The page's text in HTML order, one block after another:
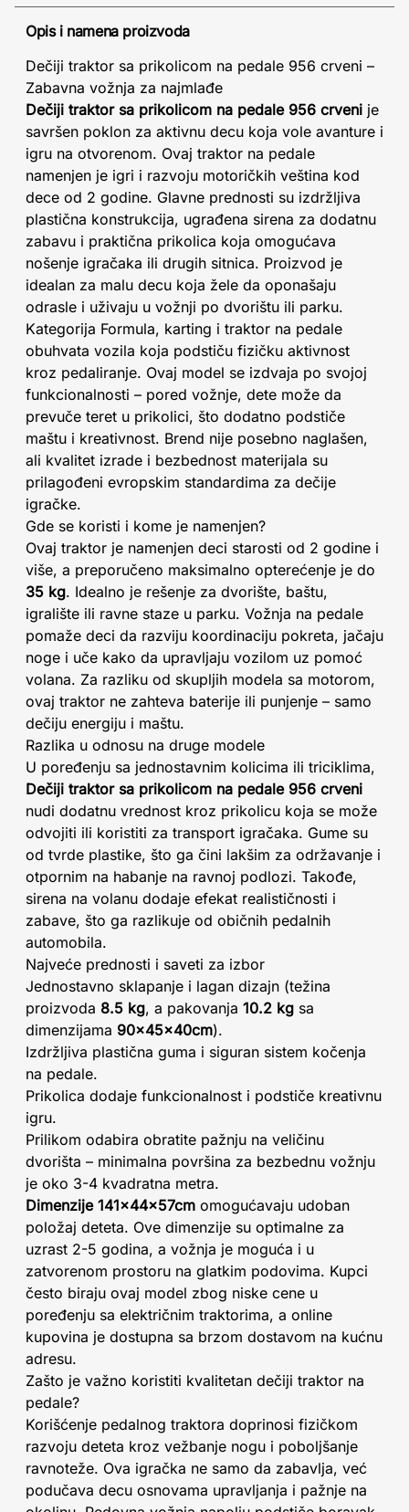
Opis i namena proizvoda
Dečiji traktor sa prikolicom na pedale 956 crveni –
Zabavna vožnja za najmlađe
Dečiji traktor sa prikolicom na pedale 956 crveni je
savršen poklon za aktivnu decu koja vole avanture i
igru na otvorenom. Ovaj traktor na pedale
namenjen je igri i razvoju motoričkih veština kod
dece od 2 godine. Glavne prednosti su izdržljiva
plastična konstrukcija, ugrađena sirena za dodatnu
zabavu i praktična prikolica koja omogućava
nošenje igračaka ili drugih sitnica. Proizvod je
idealan za malu decu koja žele da oponašaju
odrasle i uživaju u vožnji po dvorištu ili parku.
Kategorija Formula, karting i traktor na pedale
obuhvata vozila koja podstiču fizičku aktivnost
kroz pedaliranje. Ovaj model se izdvaja po svojoj
funkcionalnosti – pored vožnje, dete može da
prevuče teret u prikolici, što dodatno podstiče
maštu i kreativnost. Brend nije posebno naglašen,
ali kvalitet izrade i bezbednost materijala su
prilagođeni evropskim standardima za dečije
igračke.
Gde se koristi i kome je namenjen?
Ovaj traktor je namenjen deci starosti od 2 godine i
više, a preporučeno maksimalno opterećenje je do
35 kg. Idealno je rešenje za dvorište, baštu,
igralište ili ravne staze u parku. Vožnja na pedale
pomaže deci da razviju koordinaciju pokreta, jačaju
noge i uče kako da upravljaju vozilom uz pomoć
volana. Za razliku od skupljih modela sa motorom,
ovaj traktor ne zahteva baterije ili punjenje – samo
dečiju energiju i maštu.
Razlika u odnosu na druge modele
U poređenju sa jednostavnim kolicima ili triciklima,
Dečiji traktor sa prikolicom na pedale 956 crveni
nudi dodatnu vrednost kroz prikolicu koja se može
odvojiti ili koristiti za transport igračaka. Gume su
od tvrde plastike, što ga čini lakšim za održavanje i
otpornim na habanje na ravnoj podlozi. Takođe,
sirena na volanu dodaje efekat realističnosti i
zabave, što ga razlikuje od običnih pedalnih
automobila.
Najveće prednosti i saveti za izbor
Jednostavno sklapanje i lagan dizajn (težina
proizvoda 8.5 kg, a pakovanja 10.2 kg sa
dimenzijama 90x45x40cm).
Izdržljiva plastična guma i siguran sistem kočenja
na pedale.
Prikolica dodaje funkcionalnost i podstiče kreativnu
igru.
Prilikom odabira obratite pažnju na veličinu
dvorišta – minimalna površina za bezbednu vožnju
je oko 3-4 kvadratna metra.
Dimenzije 141x44x57cm omogućavaju udoban
položaj deteta. Ove dimenzije su optimalne za
uzrast 2-5 godina, a vožnja je moguća i u
zatvorenom prostoru na glatkim podovima. Kupci
često biraju ovaj model zbog niske cene u
poređenju sa električnim traktorima, a online
kupovina je dostupna sa brzom dostavom na kućnu
adresu.
Zašto je važno koristiti kvalitetan dečiji traktor na
pedale?
Korišćenje pedalnog traktora doprinosi fizičkom
razvoju deteta kroz vežbanje nogu i poboljšanje
ravnoteže. Ova igračka ne samo da zabavlja, već
podučava decu osnovama upravljanja i pažnje na